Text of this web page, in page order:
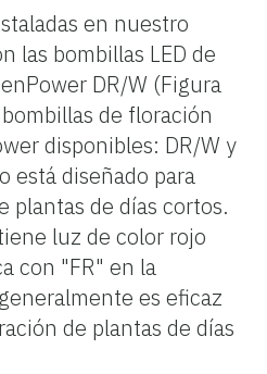
en nuestro
las bombillas LED de
DR/W (Figura
de floración
disponibles: DR/W y
está diseñado para
plantas de días cortos.
luz de color rojo
con "FR" en la
es eficaz
de plantas de días